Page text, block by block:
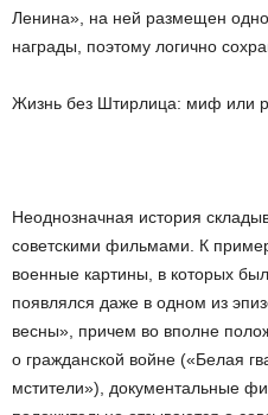
Ленина», на ней размещен
награды, поэтому логично
Жизнь без Штирлица: миф или
Неоднозначная история
советскими фильмами. К
военные картины, в которых
появлялся даже в одном из
весны», причем во вполне
о гражданской войне («Белая
мстители»), документальные